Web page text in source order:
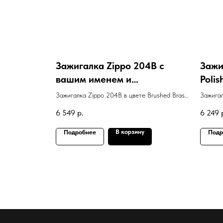
Зажигалка Zippo 204B с
вашим именем и
гравировкой Zippo
Зажигалка Zippo 204B в цвете Brushed Brass
Constantine
6 549 р.
Подробнее В корзину
6 249